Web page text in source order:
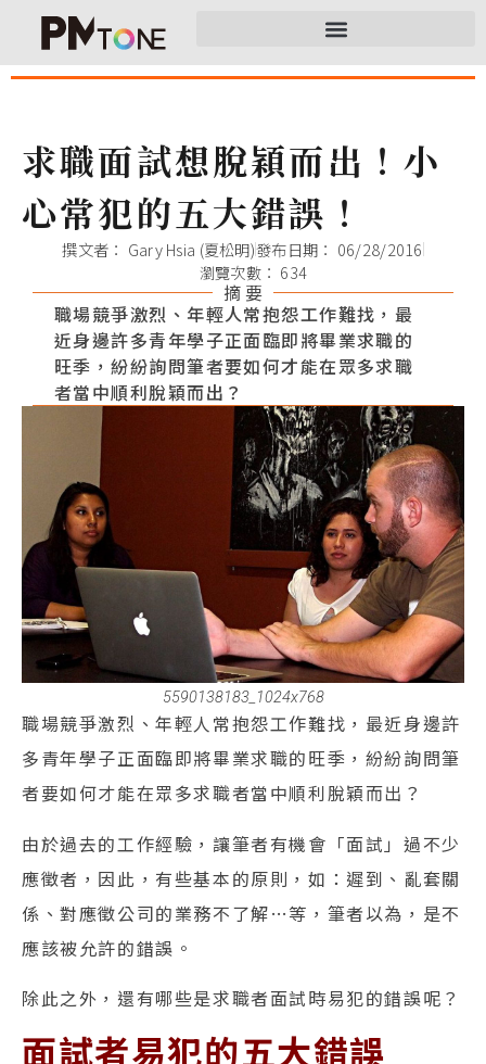
求職面試想脫穎而出！小
心常犯的五大錯誤！
撰文者： Gary Hsia (夏松明)發布日期： 06/28/2016
瀏覽次數： 634
摘 要
職場競爭激烈、年輕人常抱怨工作難找，最
近身邊許多青年學子正面臨即將畢業求職的
旺季，紛紛詢問筆者要如何才能在眾多求職
者當中順利脫穎而出？
5590138183_1024x768
職場競爭激烈、年輕人常抱怨工作難找，最近身邊許
多青年學子正面臨即將畢業求職的旺季，紛紛詢問筆
者要如何才能在眾多求職者當中順利脫穎而出？
由於過去的工作經驗，讓筆者有機會「面試」過不少
應徵者，因此，有些基本的原則，如：遲到、亂套關
係、對應徵公司的業務不了解…等，筆者以為，是不
應該被允許的錯誤。
除此之外，還有哪些是求職者面試時易犯的錯誤呢？
面試者易犯的五大錯誤